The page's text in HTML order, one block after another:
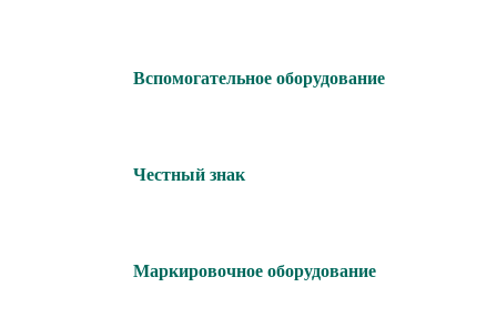
Вспомогательное оборудование
Честный знак
Маркировочное оборудование